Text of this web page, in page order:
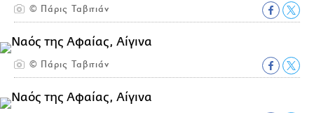
© Πάρις Ταβιτιάν
© Πάρις Ταβιτιάν